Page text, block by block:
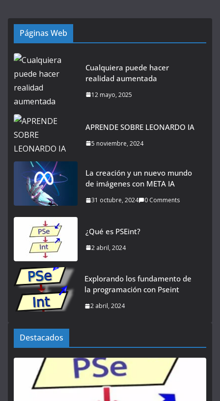
Páginas Web
Cualquiera puede hacer
realidad aumentada
12 mayo, 2025
APRENDE SOBRE LEONARDO IA
5 noviembre, 2024
La creación y un nuevo mundo
de imágenes con META IA
31 octubre, 2024 0 Comments
¿Qué es PSEint?
2 abril, 2024
Explorando los fundamento de
la programación con Pseint
2 abril, 2024
Destacados